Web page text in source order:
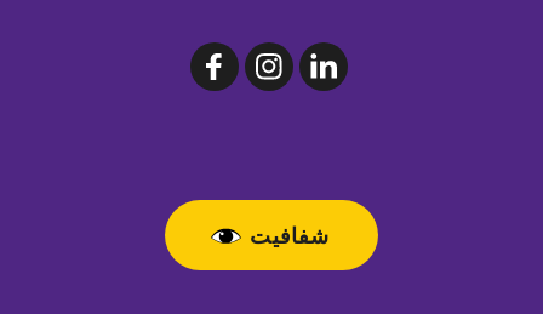
شفافیت